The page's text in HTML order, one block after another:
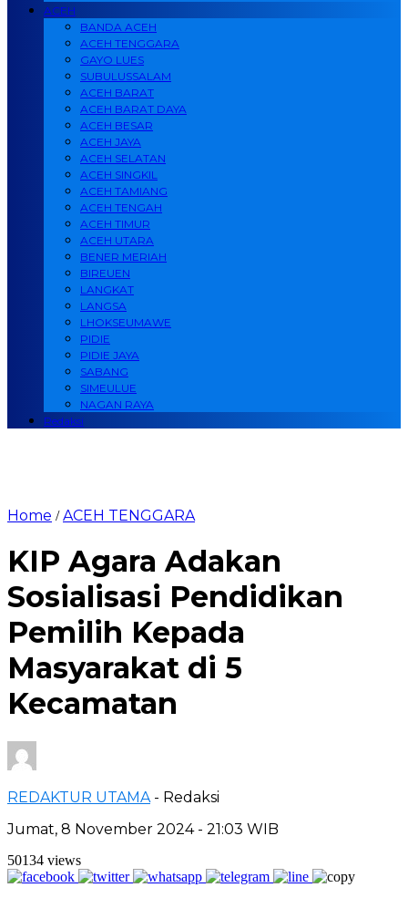
ACEH
BANDA ACEH
ACEH TENGGARA
GAYO LUES
SUBULUSSALAM
ACEH BARAT
ACEH BARAT DAYA
ACEH BESAR
ACEH JAYA
ACEH SELATAN
ACEH SINGKIL
ACEH TAMIANG
ACEH TENGAH
ACEH TIMUR
ACEH UTARA
BENER MERIAH
BIREUEN
LANGKAT
LANGSA
LHOKSEUMAWE
PIDIE
PIDIE JAYA
SABANG
SIMEULUE
NAGAN RAYA
Redaksi
Home /ACEH TENGGARA
KIP Agara Adakan
Sosialisasi Pendidikan
Pemilih Kepada
Masyarakat di 5
Kecamatan
REDAKTUR UTAMA - Redaksi
Jumat, 8 November 2024 - 21:03 WIB
50134 views